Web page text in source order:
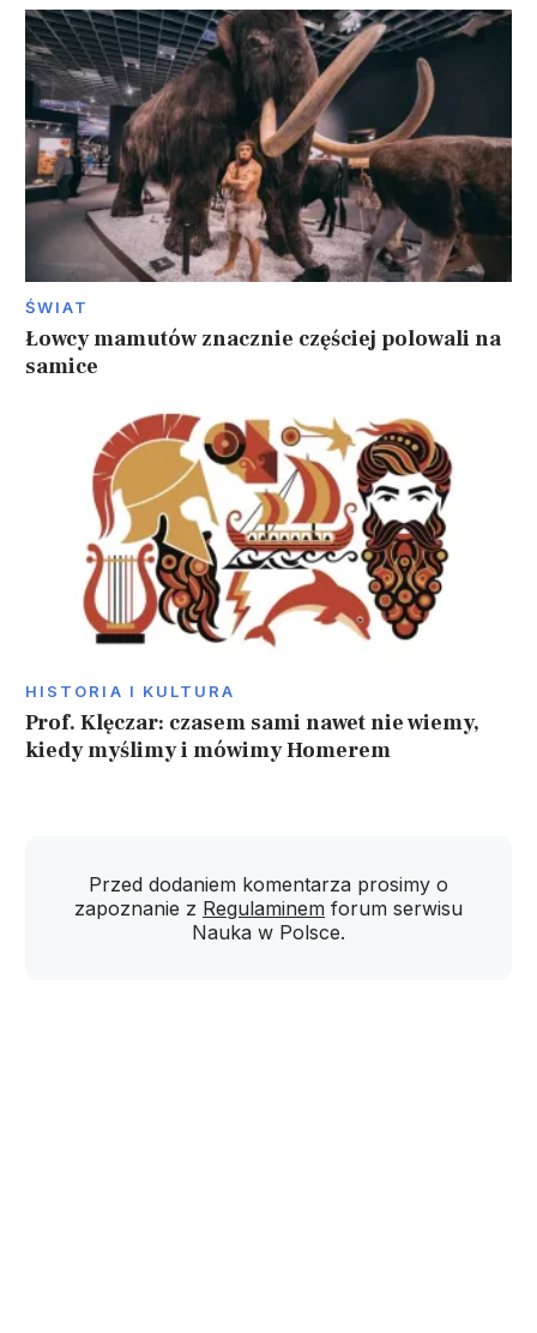
ŚWIAT
Łowcy mamutów znacznie częściej polowali na
samice
HISTORIA I KULTURA
Prof. Klęczar: czasem sami nawet nie wiemy,
kiedy myślimy i mówimy Homerem
Przed dodaniem komentarza prosimy o
zapoznanie z Regulaminem forum serwisu
Nauka w Polsce.